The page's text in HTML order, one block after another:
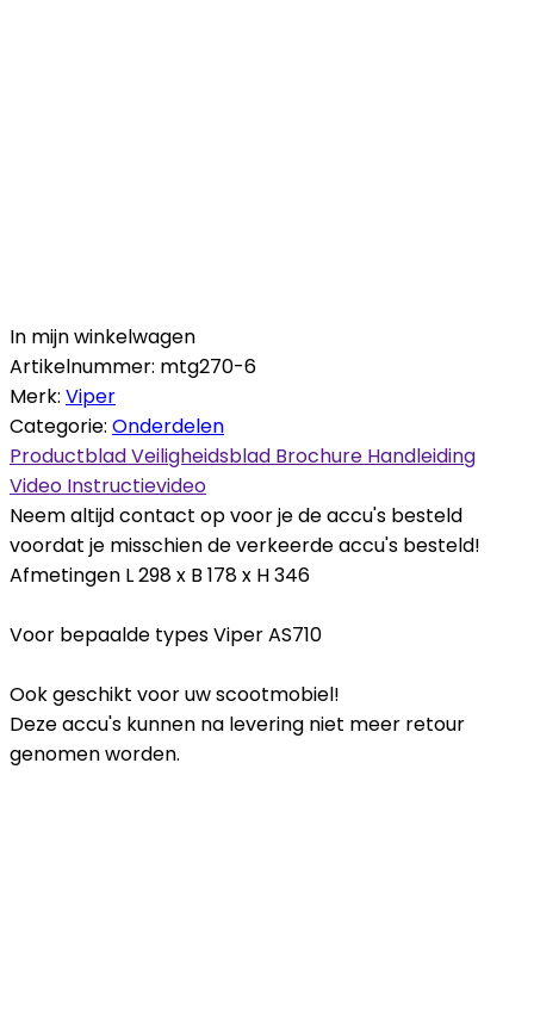
In mijn winkelwagen
Artikelnummer: mtg270-6
Merk: Viper
Categorie: Onderdelen
ProductbladVeiligheidsblad Brochure Handleiding
Video Instructievideo
Neem altijd contact op voor je de accu's besteld
voordat je misschien de verkeerde accu's besteld!
Afmetingen L 298 x B 178 x H 346
Voor bepaalde types Viper AS710
Ook geschikt voor uw scootmobiel!
Deze accu's kunnen na levering niet meer retour
genomen worden.